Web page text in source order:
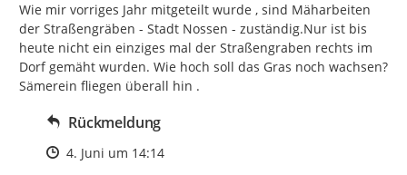
Wie mir vorriges Jahr mitgeteilt wurde , sind Mäharbeiten
der Straßengräben - Stadt Nossen - zuständig.Nur ist bis
heute nicht ein einziges mal der Straßengraben rechts im
Dorf gemäht wurden. Wie hoch soll das Gras noch wachsen?
Sämerein fliegen überall hin .
Rückmeldung
Zeitpunkt des Erstellens
4. Juni um 14:14